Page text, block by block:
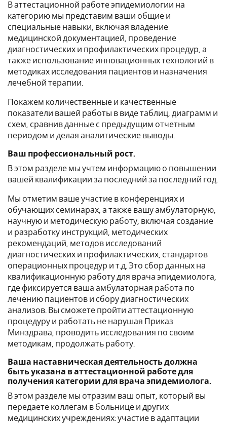
В аттестационной работе эпидемиологии на
категорию мы представим ваши общие и
специальные навыки, включая владение
медицинской документацией, проведение
диагностических и профилактических процедур, а
также использование инновационных технологий в
методиках исследования пациентов и назначения
лечебной терапии.
Покажем количественные и качественные
показатели вашей работы в виде таблиц, диаграмм и
схем, сравнив данные с предыдущим отчетным
периодом и делая аналитические выводы.
Ваш профессиональный рост.
В этом разделе мы учтем информацию о повышении
вашей квалификации за последний за последний год.
Мы отметим ваше участие в конференциях и
обучающих семинарах, а также вашу амбулаторную,
научную и методическую работу, включая создание
и разработку инструкций, методических
рекомендаций, методов исследований
диагностических и профилактических, стандартов
операционных процедур и т.д. Это сбор данных на
квалификационную работу для врача эпидемиолога,
где фиксируется ваша амбулаторная работа по
лечению пациентов и сбору диагностических
анализов. Вы сможете пройти аттестационную
процедуру и работать не нарушая Приказ
Минздрава, проводить исследования по своим
методикам, продолжать работу.
Ваша наставническая деятельность должна
быть указана в аттестационной работе для
получения категории для врача эпидемиолога.
В этом разделе мы отразим ваш опыт, который вы
передаете коллегам в больнице и других
медицинских учреждениях: участие в адаптации